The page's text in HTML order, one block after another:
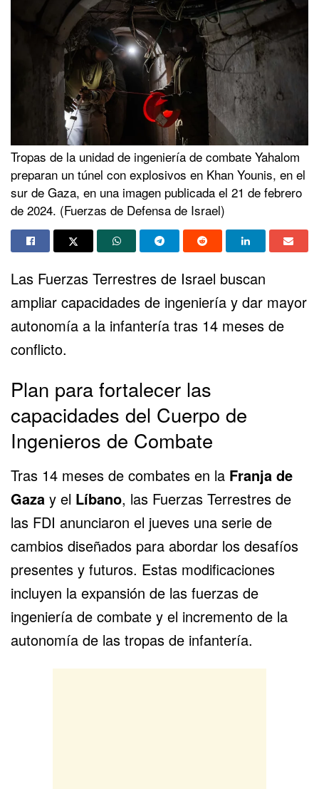
Tropas de la unidad de ingeniería de combate Yahalom
preparan un túnel con explosivos en Khan Younis, en el
sur de Gaza, en una imagen publicada el 21 de febrero
de 2024. (Fuerzas de Defensa de Israel)
Las Fuerzas Terrestres de Israel buscan
ampliar capacidades de ingeniería y dar mayor
autonomía a la infantería tras 14 meses de
conflicto.
Plan para fortalecer las
capacidades del Cuerpo de
Ingenieros de Combate
Tras 14 meses de combates en la Franja de
Gaza y el Líbano, las Fuerzas Terrestres de
las FDI anunciaron el jueves una serie de
cambios diseñados para abordar los desafíos
presentes y futuros. Estas modificaciones
incluyen la expansión de las fuerzas de
ingeniería de combate y el incremento de la
autonomía de las tropas de infantería.